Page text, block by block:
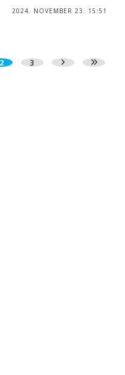
2024. NOVEMBER 23. 15:51
3